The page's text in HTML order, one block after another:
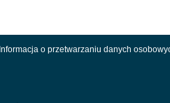
Informacja o przetwarzaniu danych